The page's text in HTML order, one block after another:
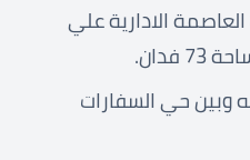
يطل مشروع ريزيدنس 8 العاصمة الادارية علي
وبين حي السفارات